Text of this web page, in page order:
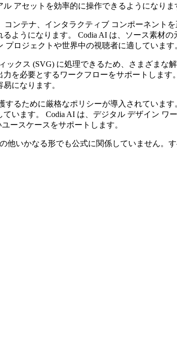
アセットを効率的に操作できるようになりま
ンテナ、インタラクティブ コンポーネント
ようになります。 Codia AI は、ソース素材
ロジェクトや世界中の視聴者に適しています
クス (SVG) に処理できるため、さまざまな
を必要とするワークフローをサポートしま
になります。
るために厳格なポリシーが導入されていま
います。 Codia AI は、デジタル デザイン ワ
ースケースをサポートします。
他いかなる形でも公式に関係していません。